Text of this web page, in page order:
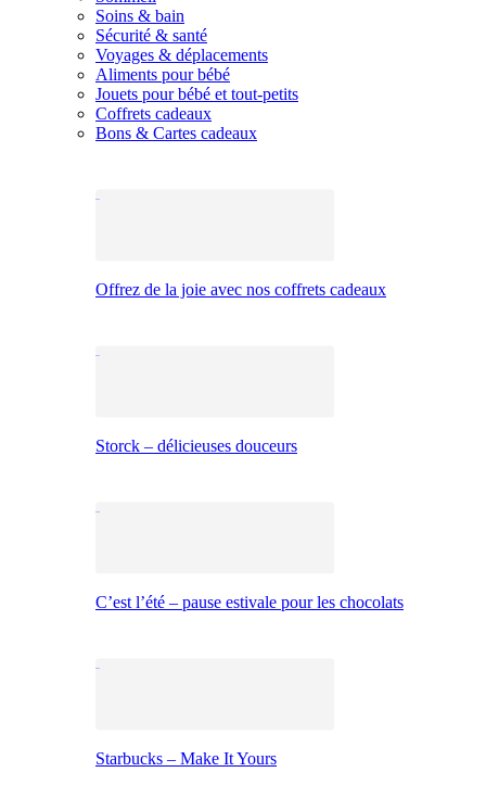
Soins & bain
Sécurité & santé
Voyages & déplacements
Aliments pour bébé
Jouets pour bébé et tout-petits
Coffrets cadeaux
Bons & Cartes cadeaux
Offrez de la joie avec nos coffrets cadeaux
Storck – délicieuses douceurs
C’est l’été – pause estivale pour les chocolats
Starbucks – Make It Yours